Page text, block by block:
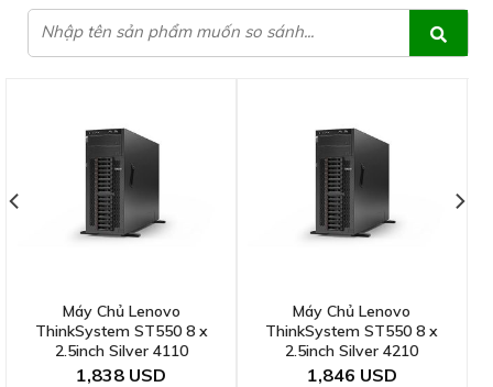
Máy Chủ Lenovo
ThinkSystem ST550 8 x
2.5inch Silver 4110
1,838
Máy Chủ Lenovo
ThinkSystem ST550 8 x
2.5inch Silver 4210
1,846